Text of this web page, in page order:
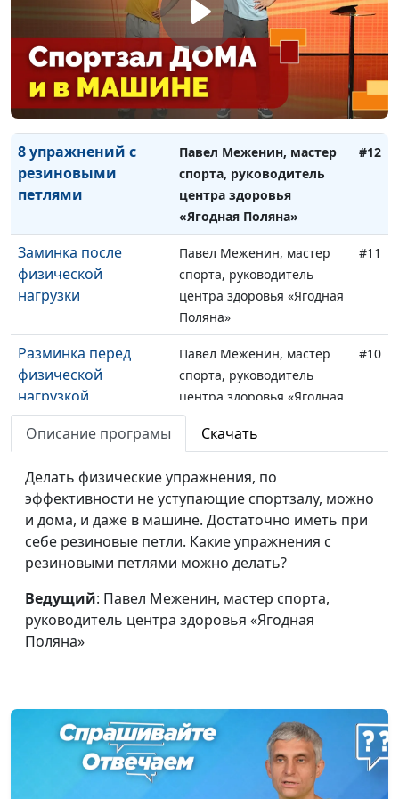
Поляна»
Шейный
остеохондроз. 5
упражнений
Павел Меженин, мастер
спорта, руководитель
центра здоровья «Ягодная
Поляна»
#13
8 упражнений с
резиновыми
петлями
Павел Меженин, мастер
спорта, руководитель
центра здоровья
«Ягодная Поляна»
#12
Заминка после
физической
нагрузки
Павел Меженин, мастер
спорта, руководитель
центра здоровья «Ягодная
Поляна»
#11
Разминка перед
физической
нагрузкой
Павел Меженин, мастер
спорта, руководитель
центра здоровья «Ягодная
Поляна»
#10
физических
упражнений
Павел Меженин, мастер
спорта, руководитель
центра здоровья «Ягодная
Поляна»
#9
Если «прострелило»
спину
Павел Меженин, мастер
спорта, руководитель
центра здоровья «Ягодная
Поляна», Максим
пространстве
(машина, автобус,
центра здоровья «Ягодная
Поляна»
Описание програмы Скачать
Делать физические упражнения, по
эффективности не уступающие спортзалу, можно
и дома, и даже в машине. Достаточно иметь при
себе резиновые петли. Какие упражнения с
резиновыми петлями можно делать?
Ведущий: Павел Меженин, мастер спорта,
руководитель центра здоровья «Ягодная
Поляна»